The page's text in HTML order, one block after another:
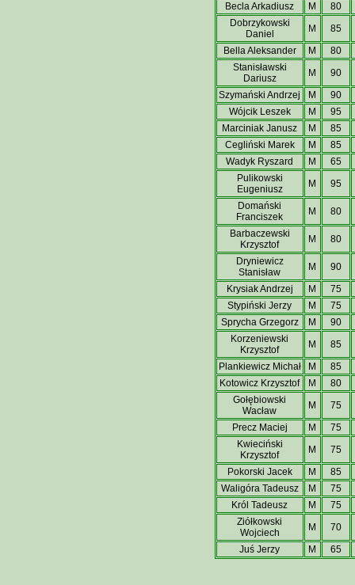
Becla Arkadiusz
M
80
Dobrzykowski
Daniel
M
85
Bella Aleksander
M
80
Stanisławski
Dariusz
M
90
Szymański Andrzej
M
90
Wójcik Leszek
M
95
Marciniak Janusz
M
85
Cegliński Marek
M
85
Wadyk Ryszard
M
65
Pulikowski
Eugeniusz
M
95
Domański
Franciszek
M
80
Barbaczewski
Krzysztof
M
80
Dryniewicz
Stanisław
M
90
Krysiak Andrzej
M
75
Stypiński Jerzy
M
75
Sprycha Grzegorz
M
90
Korzeniewski
Krzysztof
M
85
Plankiewicz Michał
M
85
Kotowicz Krzysztof
M
80
Gołębiowski
Wacław
M
75
Precz Maciej
M
75
Kwieciński
Krzysztof
M
75
Pokorski Jacek
M
85
Waligóra Tadeusz
M
75
Król Tadeusz
M
75
Ziółkowski
Wojciech
M
70
Juś Jerzy
M 65